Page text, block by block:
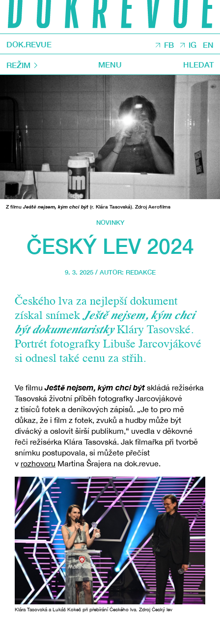
DOK.REVUE FB IG EN
REŽIM MENU HLEDAT
Z filmuJeště nejsem, kým chci být (r. Klára Tasovská). Zdroj Aerofilms
NOVINKY
ČESKÝ LEV 2024
9. 3. 2025 / AUTOR: REDAKCE
Českého lva za nejlepší dokument
získal snímekJeště nejsem, kým chci
být dokumentaristkyKláry Tasovské.
Portrét fotografky Libuše Jarcovjákové
si odnesl také cenu za střih.
Ve filmuJeště nejsem, kým chci být skládá režisérka
Tasovská životní příběh fotografky Jarcovjákové
z tisíců fotek a deníkových zápisů. „Je to pro mě
důkaz, že i film z fotek, zvuků a hudby může být
divácký a oslovit širší publikum,“ uvedla v děkovné
řeči režisérka Klára Tasovská. Jak filmařka při tvorbě
snímku postupovala, si můžete přečíst
v rozhovoru Martina Šrajera na dok.revue.
Klára Tasovská a Lukáš Kokeš při přebírání Českého lva. Zdroj Český lev